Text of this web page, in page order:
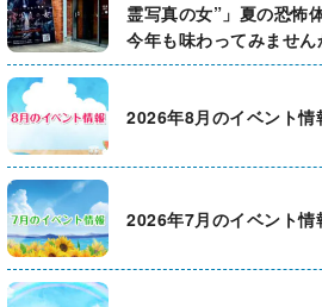
霊写真の女”」夏の恐怖
今年も味わってみません
2026年8月のイベント情
2026年7月のイベント情